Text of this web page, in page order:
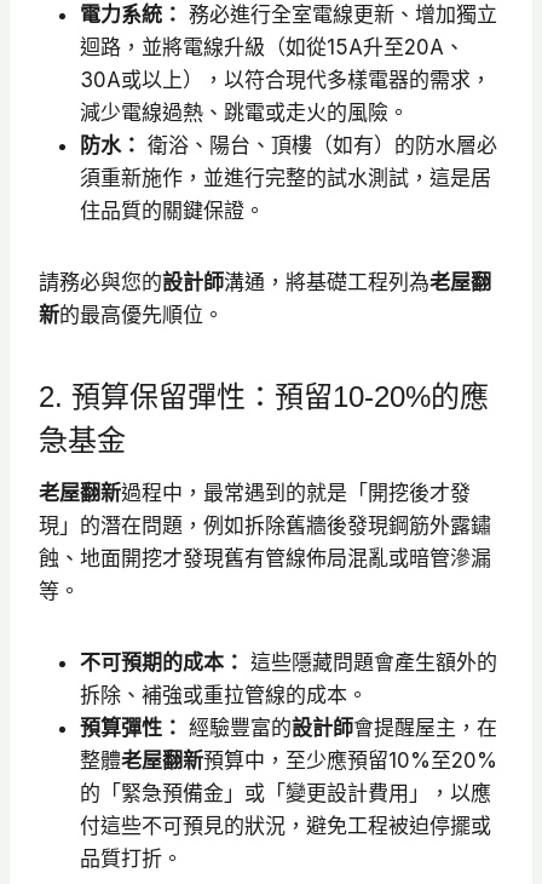
電力系統： 務必進行全室電線更新、增加獨立
迴路，並將電線升級（如從15A升至20A、
30A或以上），以符合現代多樣電器的需求，
減少電線過熱、跳電或走火的風險。
防水： 衛浴、陽台、頂樓（如有）的防水層必
須重新施作，並進行完整的試水測試，這是居
住品質的關鍵保證。
請務必與您的設計師溝通，將基礎工程列為老屋翻
新的最高優先順位。
2. 預算保留彈性：預留10-20%的應
急基金
老屋翻新過程中，最常遇到的就是「開挖後才發
現」的潛在問題，例如拆除舊牆後發現鋼筋外露鏽
蝕、地面開挖才發現舊有管線佈局混亂或暗管滲漏
等。
不可預期的成本： 這些隱藏問題會產生額外的
拆除、補強或重拉管線的成本。
預算彈性： 經驗豐富的設計師會提醒屋主，在
整體老屋翻新預算中，至少應預留10%至20%
的「緊急預備金」或「變更設計費用」，以應
付這些不可預見的狀況，避免工程被迫停擺或
品質打折。